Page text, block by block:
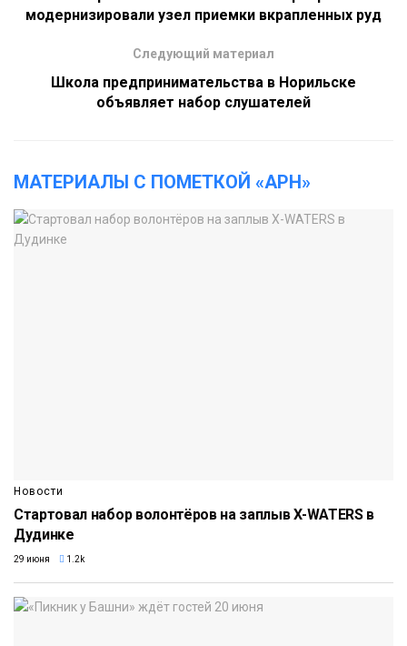
модернизировали узел приемки вкрапленных руд
Следующий материал
Школа предпринимательства в Норильске
объявляет набор слушателей
МАТЕРИАЛЫ С ПОМЕТКОЙ «АРН»
Новости
Стартовал набор волонтёров на заплыв X-WATERS в
Дудинке
29 июня 1.2k